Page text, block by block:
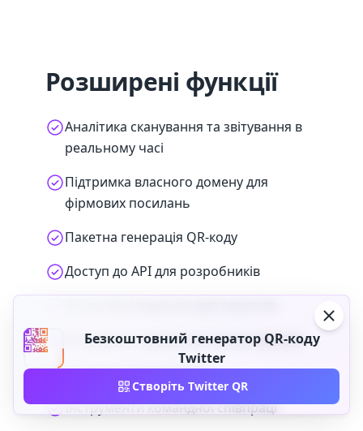
Розширені функції
Аналітика сканування та звітування в
реальному часі
Підтримка власного домену для
фірмових посилань
Пакетна генерація QR-коду
Доступ до API для розробників
Розширені параметри налаштування
Пріоритетна підтримка
Інструменти командної співпраці
Безкоштовний генератор QR-коду
Twitter
Створіть Twitter QR